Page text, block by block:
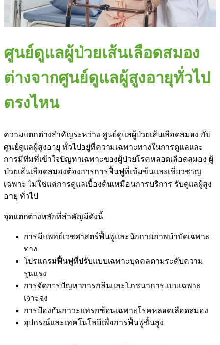
ศูนย์ดูแลผู้ป่วยเส้นเลือดสมอง
ต่างจากศูนย์ดูแลผู้สูงอายุทั่วไป
ตรงไหน
ความแตกต่างสำคัญระหว่าง ศูนย์ดูแลผู้ป่วยเส้นเลือดสมอง กับ
ศูนย์ดูแลผู้สูงอายุ ทั่วไปอยู่ที่ความเฉพาะทางในการดูแลและ
การมีทีมที่เข้าใจปัญหาเฉพาะของผู้ป่วยโรคหลอดเลือดสมอง ผู้
ป่วยเส้นเลือดสมองต้องการการฟื้นฟูที่เข้มข้นและเชี่ยวชาญ
เฉพาะ ไม่ใช่แค่การดูแลเบื้องต้นเหมือนการบริการ รับดูแลผู้สูง
อายุ ทั่วไป
จุดแตกต่างหลักที่สำคัญมีดังนี้
การมีแพทย์เวชศาสตร์ฟื้นฟูและนักกายภาพบำบัดเฉพาะ
ทาง
โปรแกรมฟื้นฟูที่ปรับแบบเฉพาะบุคคลตามระดับความ
รุนแรง
การจัดการปัญหาการกลืนและโภชนาการแบบเฉพาะ
เจาะจง
การป้องกันภาวะแทรกซ้อนเฉพาะโรคหลอดเลือดสมอง
อุปกรณ์และเทคโนโลยีเพื่อการฟื้นฟูขั้นสูง